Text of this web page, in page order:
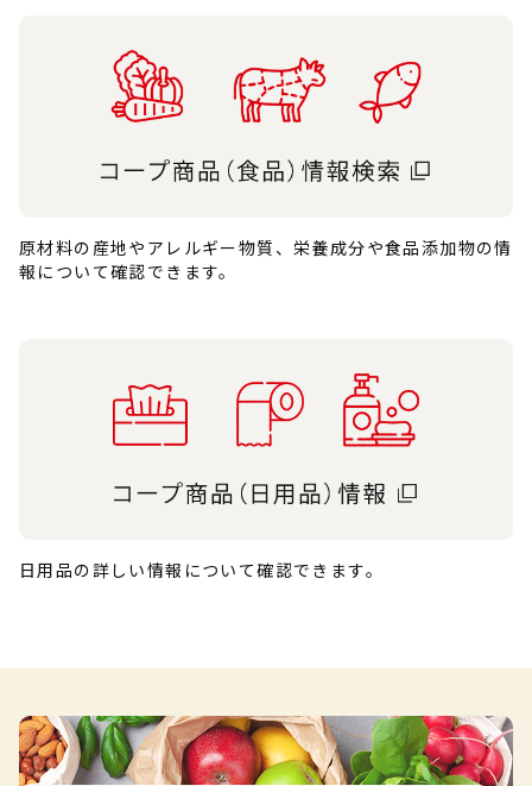
原材料の産地やアレルギー物質、栄養成分や食品添加物の情
報について確認できます。
日用品の詳しい情報について確認できます。